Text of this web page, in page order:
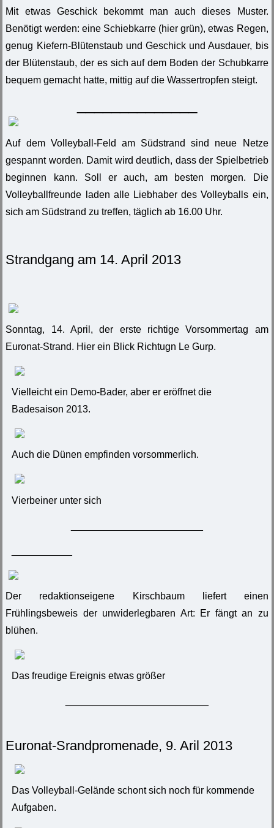
Mit etwas Geschick bekommt man auch dieses Muster.
Benötigt werden: eine Schiebkarre (hier grün), etwas Regen,
genug Kiefern-Blütenstaub und Geschick und Ausdauer, bis
der Blütenstaub, der es sich auf dem Boden der Schubkarre
bequem gemacht hatte, mittig auf die Wassertropfen steigt.
Auf dem Volleyball-Feld am Südstrand sind neue Netze
gespannt worden. Damit wird deutlich, dass der Spielbetrieb
beginnen kann. Soll er auch, am besten morgen. Die
Volleyballfreunde laden alle Liebhaber des Volleyballs ein,
sich am Südstrand zu treffen, täglich ab 16.00 Uhr.
Strandgang am 14. April 2013
Sonntag, 14. April, der erste richtige Vorsommertag am
Euronat-Strand. Hier ein Blick Richtugn Le Gurp.
Vielleicht ein Demo-Bader, aber er eröffnet die
Badesaison 2013.
Auch die Dünen empfinden vorsommerlich.
Vierbeiner unter sich
Der redaktionseigene Kirschbaum liefert einen
Frühlingsbeweis der unwiderlegbaren Art: Er fängt an zu
blühen.
Das freudige Ereignis etwas größer
Euronat-Srandpromenade, 9. Aril 2013
Das Volleyball-Gelände schont sich noch für kommende
Aufgaben.